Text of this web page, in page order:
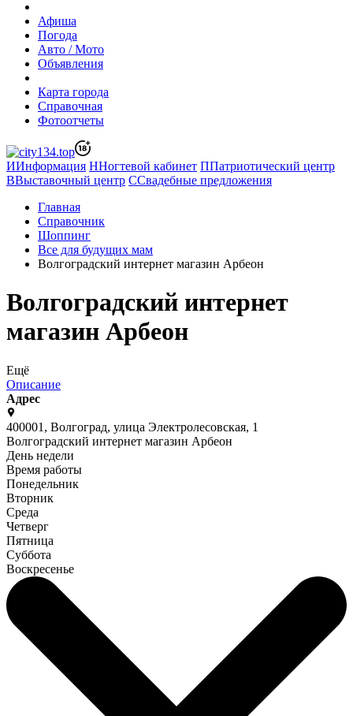
Афиша
Погода
Авто / Мото
Объявления
Карта города
Справочная
Фотоотчеты
ИИнформация ННогтевой кабинет ППатриотический центр
ВВыставочный центр ССвадебные предложения
Главная
Справочник
Шоппинг
Все для будущих мам
Волгоградский интернет магазин Арбеон
Волгоградский интернет
магазин Арбеон
Ещё
Описание
Адрес
400001, Волгоград, улица Электролесовская, 1
Волгоградский интернет магазин Арбеон
День недели
Время работы
Понедельник
Вторник
Среда
Четверг
Пятница
Суббота
Воскресенье